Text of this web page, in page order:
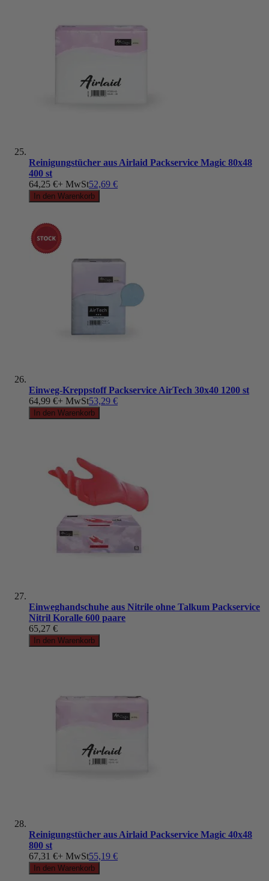
Reinigungstücher aus Airlaid Packservice Magic 80x48
400 st
64,25 €+ MwSt52,69 €
In den Warenkorb
Einweg-Kreppstoff Packservice AirTech 30x40 1200 st
64,99 €+ MwSt53,29 €
In den Warenkorb
Einweghandschuhe aus Nitrile ohne Talkum Packservice
Nitril Koralle 600 paare
65,27 €
In den Warenkorb
Reinigungstücher aus Airlaid Packservice Magic 40x48
800 st
67,31 €+ MwSt55,19 €
In den Warenkorb